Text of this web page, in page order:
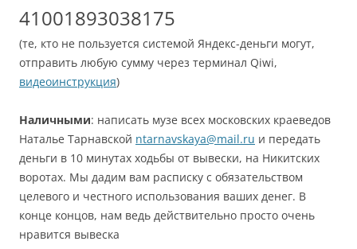
41001893038175
(те, кто не пользуется системой Яндекс-деньги могут,
отправить любую сумму через терминал Qiwi,
видеоинструкция)
Наличными: написать музе всех московских краеведов
Наталье Тарнавской ntarnavskaya@mail.ru и передать
деньги в 10 минутах ходьбы от вывески, на Никитских
воротах. Мы дадим вам расписку с обязательством
целевого и честного использования ваших денег. В
конце концов, нам ведь действительно просто очень
нравится вывеска